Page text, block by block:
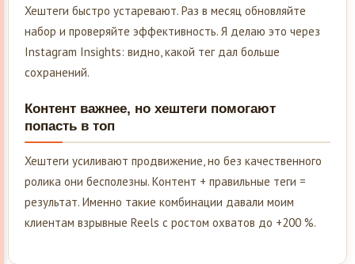
Хештеги быстро устаревают. Раз в месяц обновляйте
набор и проверяйте эффективность. Я делаю это через
Instagram Insights: видно, какой тег дал больше
сохранений.
Контент важнее, но хештеги помогают
попасть в топ
Хештеги усиливают продвижение, но без качественного
ролика они бесполезны. Контент + правильные теги =
результат. Именно такие комбинации давали моим
клиентам взрывные Reels с ростом охватов до +200 %.